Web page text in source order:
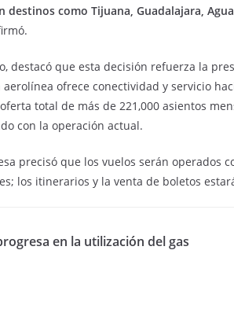
destinos como Tijuana, Guadalajara,
destacó que esta decisión refuerza la
ofrece conectividad y servicio
total de más de 221,000 asientos
con la operación actual.
precisó que los vuelos serán operados
los itinerarios y la venta de boletos
en la utilización del gas